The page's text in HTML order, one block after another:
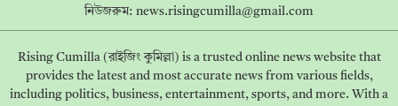
নিউজরুম: news.risingcumilla@gmail.com
Rising Cumilla (রাইজিং কুমিল্লা) is a trusted online news website that
provides the latest and most accurate news from various fields,
including politics, business, entertainment, sports, and more. With a